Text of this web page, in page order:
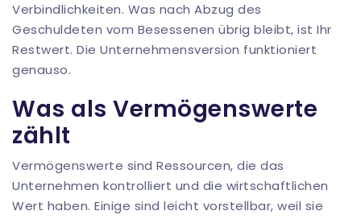
Verbindlichkeiten. Was nach Abzug des
Geschuldeten vom Besessenen übrig bleibt, ist Ihr
Restwert. Die Unternehmensversion funktioniert
genauso.
Was als Vermögenswerte
zählt
Vermögenswerte sind Ressourcen, die das
Unternehmen kontrolliert und die wirtschaftlichen
Wert haben. Einige sind leicht vorstellbar, weil sie